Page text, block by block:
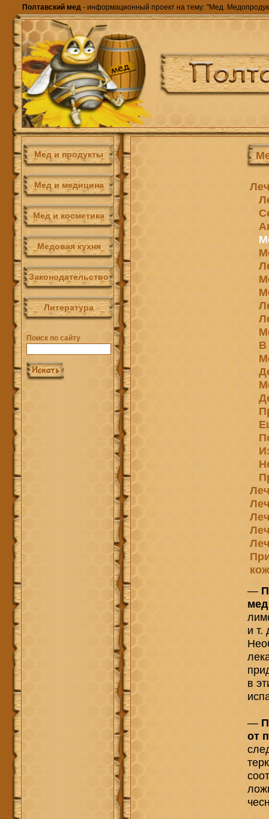
Полтавский мед - информационный проект на тему: "Мед.
Мед и продукты
Мед и медицина
Мед и косметика
Медовая кухня
Законодательство
Литература
Поиск по сайту
В
—
и т.
в
—
от